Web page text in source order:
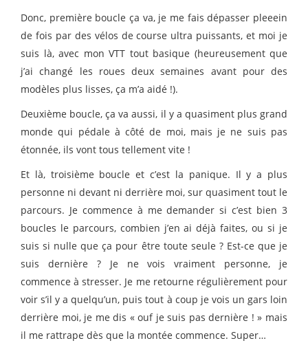
Donc, première boucle ça va, je me fais dépasser pleeein
de fois par des vélos de course ultra puissants, et moi je
suis là, avec mon VTT tout basique (heureusement que
j’ai changé les roues deux semaines avant pour des
modèles plus lisses, ça m’a aidé !).
Deuxième boucle, ça va aussi, il y a quasiment plus grand
monde qui pédale à côté de moi, mais je ne suis pas
étonnée, ils vont tous tellement vite !
Et là, troisième boucle et c’est la panique. Il y a plus
personne ni devant ni derrière moi, sur quasiment tout le
parcours. Je commence à me demander si c’est bien 3
boucles le parcours, combien j’en ai déjà faites, ou si je
suis si nulle que ça pour être toute seule ? Est-ce que je
suis dernière ? Je ne vois vraiment personne, je
commence à stresser. Je me retourne régulièrement pour
voir s’il y a quelqu’un, puis tout à coup je vois un gars loin
derrière moi, je me dis « ouf je suis pas dernière ! » mais
il me rattrape dès que la montée commence. Super…